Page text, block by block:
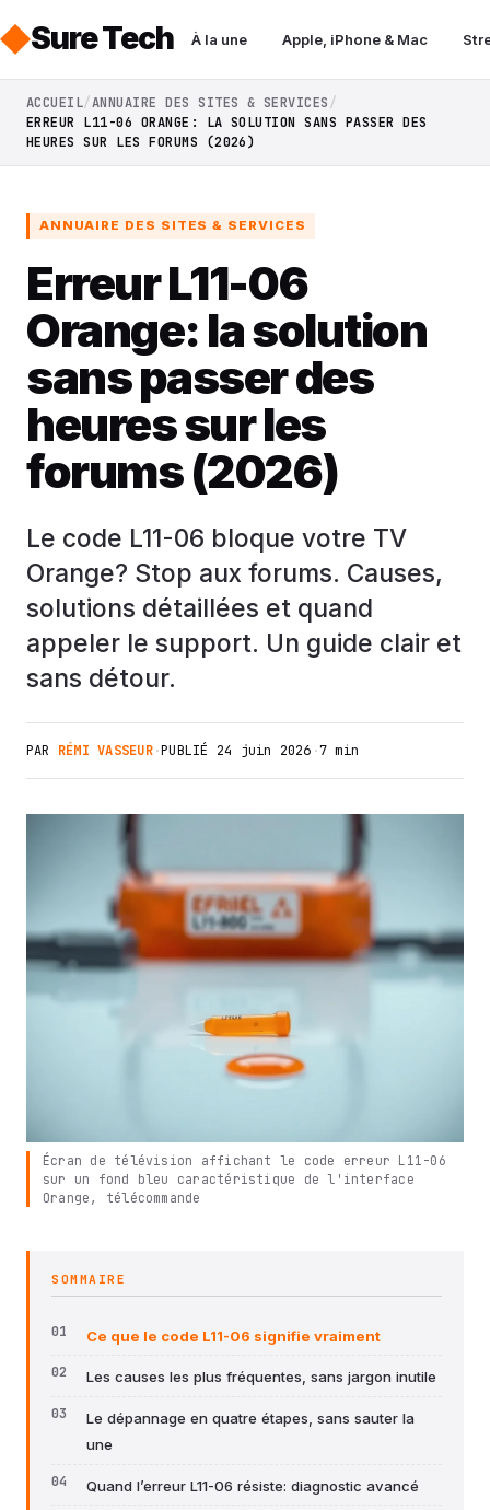
Sure Tech À la une Apple, iPhone & Mac
ACCUEIL ANNUAIRE DES SITES & SERVICES
ERREUR L11-06 ORANGE: LA SOLUTION SANS PASSER DES
HEURES SUR LES FORUMS (2026)
ANNUAIRE DES SITES & SERVICES
Erreur L11-06
Orange: la solution
sans passer des
heures sur les
forums (2026)
Le code L11-06 bloque votre TV
Orange? Stop aux forums. Causes,
solutions détaillées et quand
appeler le support. Un guide clair et
sans détour.
PAR RÉMI VASSEUR·PUBLIÉ 24 juin 2026 ·7 min
Écran de télévision affichant le code erreur L11-06
sur un fond bleu caractéristique de l'interface
Orange, télécommande
SOMMAIRE
Ce que le code L11-06 signifie vraiment
Les causes les plus fréquentes, sans jargon inutile
Le dépannage en quatre étapes, sans sauter la
une
Quand l’erreur L11-06 résiste: diagnostic avancé